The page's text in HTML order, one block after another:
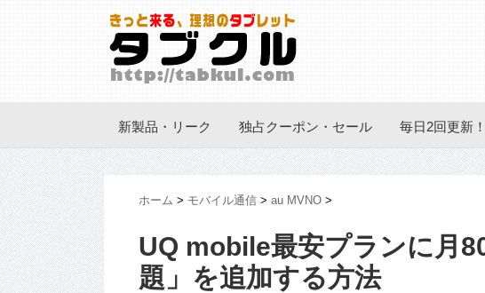
新製品・リーク 独占クーポン・セール 毎日2回更新
ホーム > モバイル通信 > au MVNO >
UQ mobile最安プランに月
題」を追加する方法